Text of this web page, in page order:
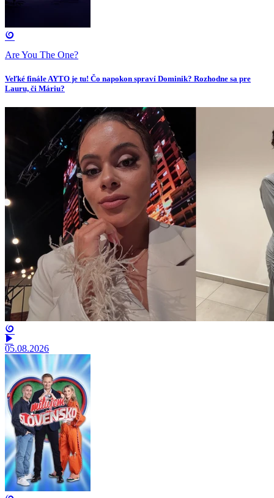
Are You The One?
Veľké finále AYTO je tu! Čo napokon spraví Dominik? Rozhodne sa pre
Lauru, či Máriu?
05.08.2026